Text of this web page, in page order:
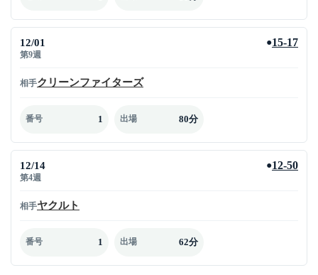
12/01
第9週
●15-17
相手クリーンファイターズ
番号 1 出場 80分
12/14
第4週
●12-50
相手ヤクルト
番号 1 出場 62分